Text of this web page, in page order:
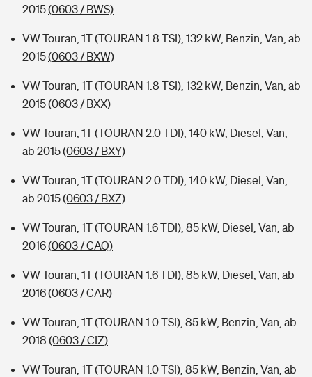
2015(0603 / BWS)
VW Touran, 1T (TOURAN 1.8 TSI), 132 kW, Benzin, Van, ab
2015(0603 / BXW)
VW Touran, 1T (TOURAN 1.8 TSI), 132 kW, Benzin, Van, ab
2015(0603 / BXX)
VW Touran, 1T (TOURAN 2.0 TDI), 140 kW, Diesel, Van,
ab 2015(0603 / BXY)
VW Touran, 1T (TOURAN 2.0 TDI), 140 kW, Diesel, Van,
ab 2015(0603 / BXZ)
VW Touran, 1T (TOURAN 1.6 TDI), 85 kW, Diesel, Van, ab
2016(0603 / CAQ)
VW Touran, 1T (TOURAN 1.6 TDI), 85 kW, Diesel, Van, ab
2016(0603 / CAR)
VW Touran, 1T (TOURAN 1.0 TSI), 85 kW, Benzin, Van, ab
2018 (0603 / CIZ)
VW Touran, 1T (TOURAN 1.0 TSI), 85 kW, Benzin, Van, ab